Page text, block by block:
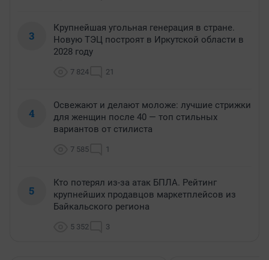
3
Крупнейшая угольная генерация в стране.
Новую ТЭЦ построят в Иркутской области в
2028 году
7 824 21
4
Освежают и делают моложе: лучшие стрижки
для женщин после 40 — топ стильных
вариантов от стилиста
7 585 1
5
Кто потерял из-за атак БПЛА. Рейтинг
крупнейших продавцов маркетплейсов из
Байкальского региона
5 352 3